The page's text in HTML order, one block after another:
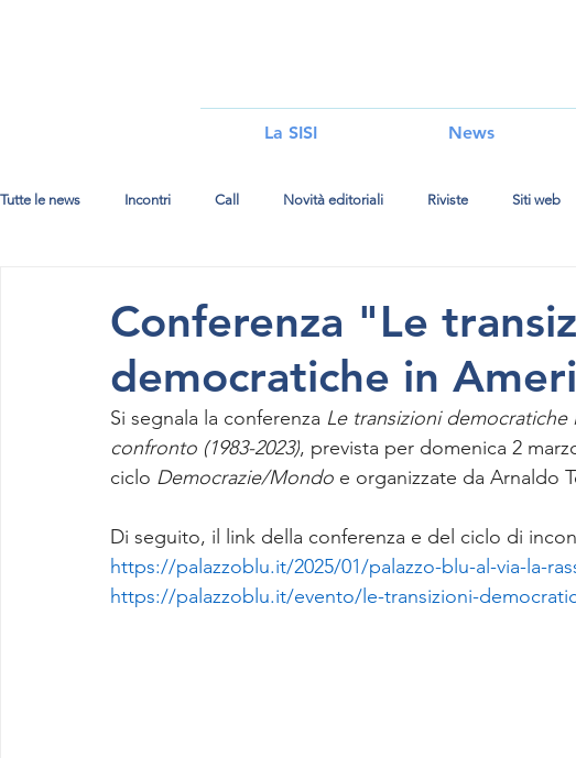
i
La SISI News
Tutte le news Incontri Call Novità editoriali Riviste Siti web
Conferenza "Le
democratiche in
Si segnala la conferenza Le transizioni
confronto (1983-2023), prevista per domenica 2
ciclo Democrazie/Mondo e organizzate da Arnaldo
Di seguito, il link della conferenza e del ciclo di
https://palazzoblu.it/2025/01/palazzo-blu-al-via-la-
https://palazzoblu.it/evento/le-transizioni-